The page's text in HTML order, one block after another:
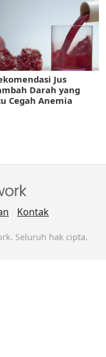
Jus
Darah yang
Cegah Anemia
Kontak
Seluruh hak cipta.